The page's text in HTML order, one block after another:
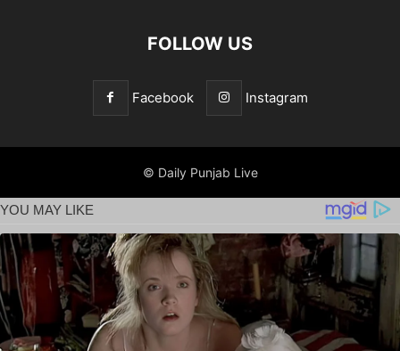
FOLLOW US
Facebook Instagram
© Daily Punjab Live